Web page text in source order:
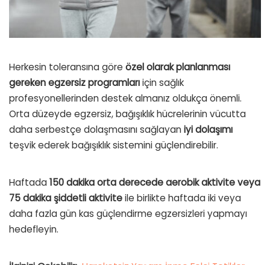
Herkesin toleransına göre özel olarak planlanması
gereken egzersiz programlarıiçin sağlık
profesyonellerinden destek almanız oldukça önemli.
Orta düzeyde egzersiz, bağışıklık hücrelerinin vücutta
daha serbestçe dolaşmasını sağlayan iyi dolaşımı
teşvik ederek bağışıklık sistemini güçlendirebilir.
Haftada 150 dakika orta derecede aerobik aktivite veya
75 dakika şiddetli aktiviteile birlikte haftada iki veya
daha fazla gün kas güçlendirme egzersizleri yapmayı
hedefleyin.